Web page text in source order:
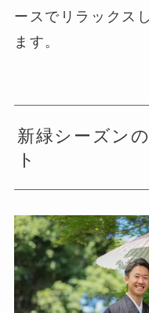
ースでリラックス
ます。
新緑シーズン
ト